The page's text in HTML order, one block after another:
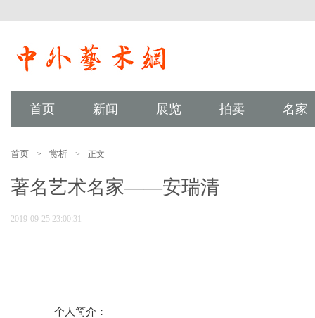
首页 新闻 展览 拍卖 名家
首页 > 赏析 > 正文
著名艺术名家——安瑞清
2019-09-25 23:00:31
个人简介：